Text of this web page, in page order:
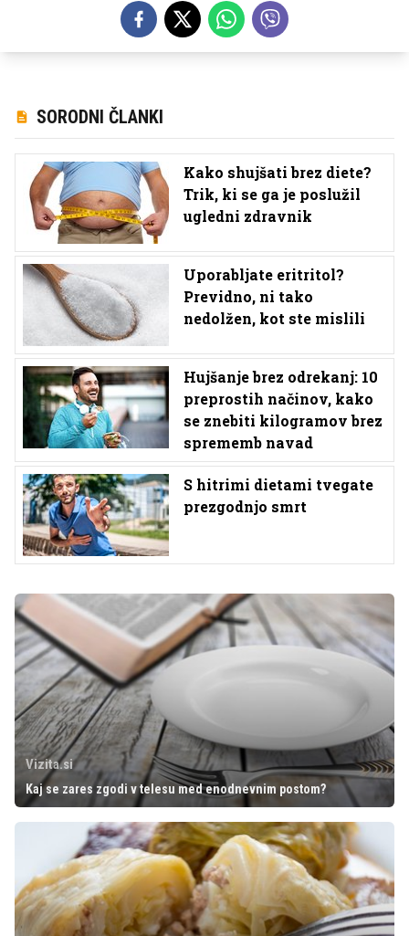
SORODNI ČLANKI
Kako shujšati brez diete?
Trik, ki se ga je poslužil
ugledni zdravnik
Uporabljate eritritol?
Previdno, ni tako
nedolžen, kot ste mislili
Hujšanje brez odrekanj: 10
preprostih načinov, kako
se znebiti kilogramov brez
sprememb navad
S hitrimi dietami tvegate
prezgodnjo smrt
Vizita.si
Kaj se zares zgodi v telesu med enodnevnim postom?